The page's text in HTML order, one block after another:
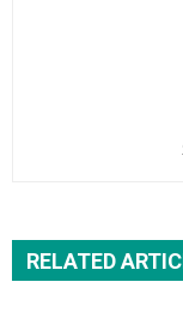
RELATED